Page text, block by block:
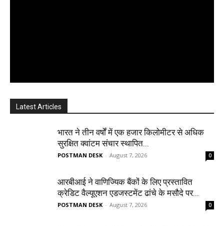
Latest Articles
भारत ने तीन वर्षों में एक हजार किलोमीटर से अधिक
सुरक्षित क्वांटम संचार स्थापित...
POSTMAN DESK - August 7, 2026 0
आरबीआई ने वाणिज्यिक बैंकों के लिए प्रस्तावित
क्रेडिट वैल्यूएशन एडजस्टमेंट ढांचे के मसौदे पर...
POSTMAN DESK - August 7, 2026 0